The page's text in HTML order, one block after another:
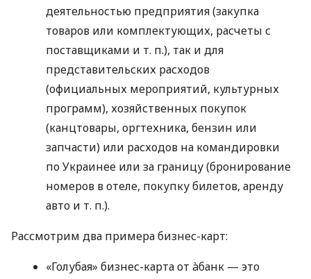
деятельностью предприятия (закупка
товаров или комплектующих, расчеты с
поставщиками и т. п.), так и для
представительских расходов
(официальных мероприятий, культурных
программ), хозяйственных покупок
(канцтовары, оргтехника, бензин или
запчасти) или расходов на командировки
по Украинее или за границу (бронирование
номеров в отеле, покупку билетов, аренду
авто и т. п.).
Рассмотрим два примера бизнес-карт:
«Голубая» бизнес-карта от àбанк — это